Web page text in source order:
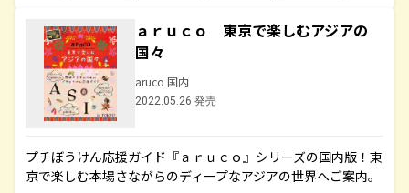
ａｒｕｃｏ 東京で楽しむアジアの
国々
aruco 国内
2022.05.26 発売
プチぼうけん応援ガイド『ａｒｕｃｏ』シリーズの国内版！東
京で楽しむ本場さながらのディープなアジアの世界へご案内。